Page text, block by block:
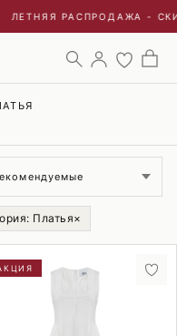
РАСПРОДАЖА -
Платья×